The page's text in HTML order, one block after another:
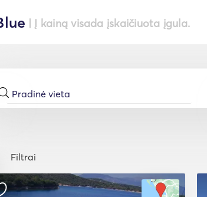
| Į kainą visada įskaičiuota įgula.
Filtrai